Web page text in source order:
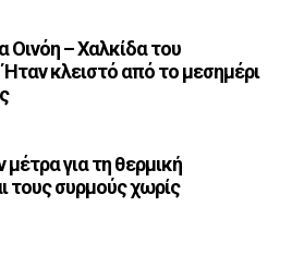
Οινόη – Χαλκίδα του
κλειστό από το μεσημέρι
για τη θερμική
τους συρμούς χωρίς